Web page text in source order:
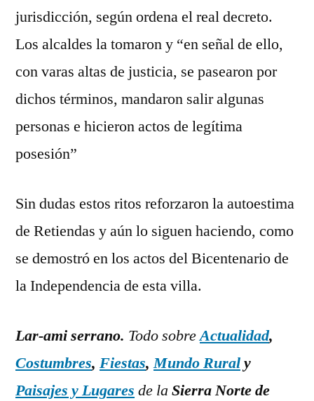
jurisdicción, según ordena el real decreto.
Los alcaldes la tomaron y “en señal de ello,
con varas altas de justicia, se pasearon por
dichos términos, mandaron salir algunas
personas e hicieron actos de legítima
posesión”
Sin dudas estos ritos reforzaron la autoestima
de Retiendas y aún lo siguen haciendo, como
se demostró en los actos del Bicentenario de
la Independencia de esta villa.
Lar-ami serrano. Todo sobreActualidad,
Costumbres, Fiestas,Mundo Ruraly
Paisajes y Lugares de la Sierra Norte de